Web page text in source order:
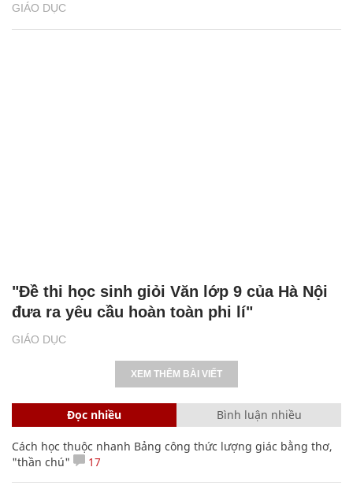
GIÁO DỤC
GIÁO DỤC
"Đề thi học sinh giỏi Văn lớp 9 của Hà Nội
đưa ra yêu cầu hoàn toàn phi lí"
XEM THÊM BÀI VIẾT
Đọc nhiều Bình luận nhiều
Cách học thuộc nhanh Bảng công thức lượng giác bằng thơ,
"thần chú"
17